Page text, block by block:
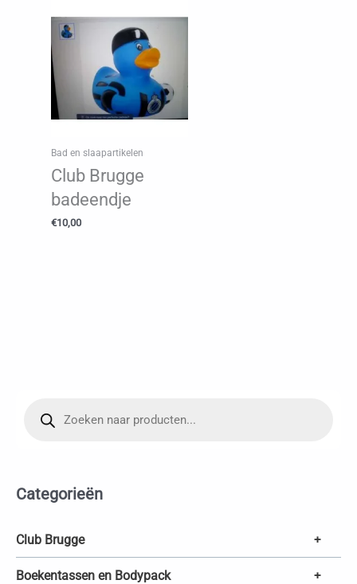
n
z
k
e
n
Categorieën
Club Brugge +
Boekentassen en Bodypack +
Bad en slaapartikelen
Club Brugge
badeendje
€10,00